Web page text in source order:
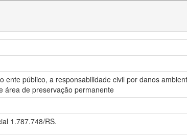
ente público, a responsabilidade civil por danos
área de preservação permanente
1.787.748/RS.